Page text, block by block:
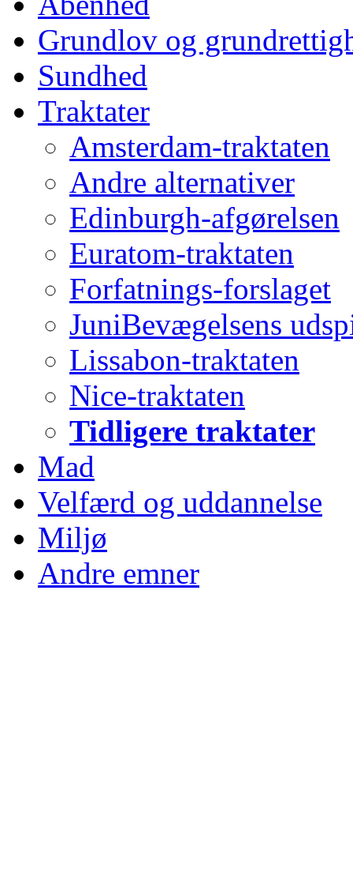
Grundlov og
Sundhed
Traktater
Amsterdam-traktaten
Andre alternativer
Edinburgh-afgørelsen
Euratom-traktaten
Forfatnings-forslaget
JuniBevægelsens
Lissabon-traktaten
Nice-traktaten
Tidligere traktater
Mad
Velfærd og uddannelse
Miljø
Andre emner